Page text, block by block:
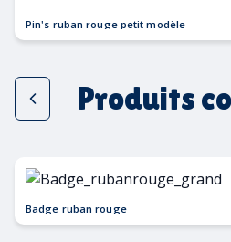
Pin's ruban rouge petit modèle
Produits
Badge ruban rouge